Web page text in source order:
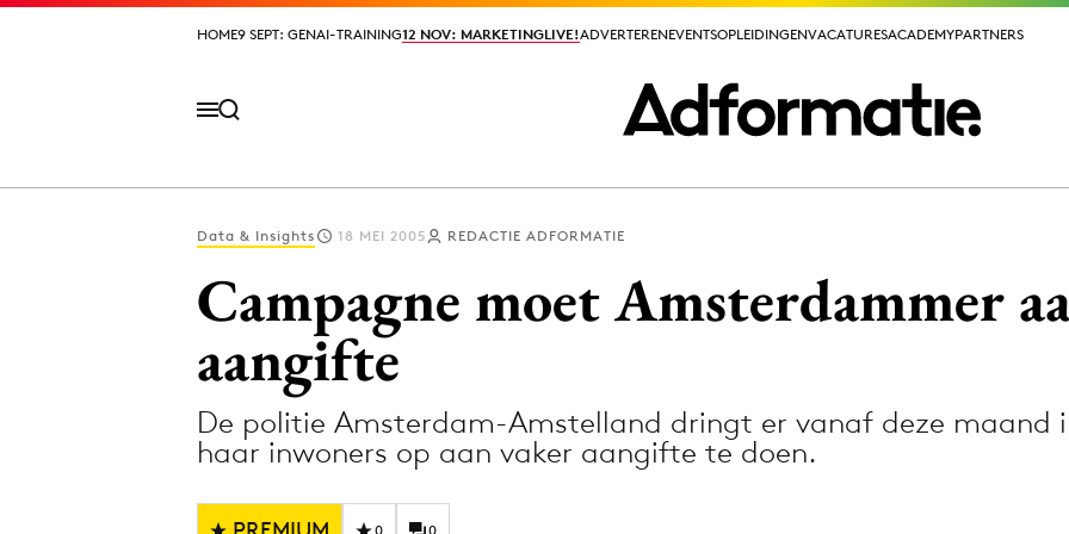
HOME9 SEPT: GENAI-TRAINING12 NOV: MARKETINGLIVE!ADVERTERENEVENTSOPLEIDINGENVACATURESACADEMYPARTNERS
HOME9 SEPT: GENAI-TRAINING12 NOV: MARKETINGLIVE!ADVERTERENEVENTSOPLEIDINGENVACATURESACADEMYPARTNERS
Design
Digital transformation
Diversiteit
Media
Data & Insights 18 MEI 2005 REDACTIE ADFORMATIE
Campagne moet Amsterdammer
aangifte
De politie Amsterdam-Amstelland dringt er vanaf deze maand
haar inwoners op aan vaker aangifte te doen.
0 0